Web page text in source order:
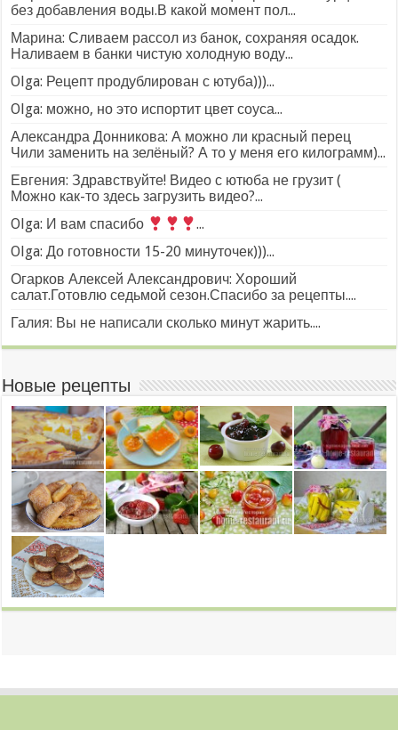
без добавления воды.В какой момент пол...
Марина: Сливаем рассол из банок, сохраняя осадок.
Наливаем в банки чистую холодную воду...
Olga: Рецепт продублирован с ютуба)))...
Olga: можно, но это испортит цвет соуса...
Александра Донникова: А можно ли красный перец
Чили заменить на зелёный? А то у меня его килограмм)...
Евгения: Здравствуйте! Видео с ютюба не грузит (
Можно как-то здесь загрузить видео?...
Olga: И вам спасибо
...
Olga: До готовности 15-20 минуточек)))...
Огарков Алексей Александрович: Хороший
салат.Готовлю седьмой сезон.Спасибо за рецепты....
Галия: Вы не написали сколько минут жарить....
Новые рецепты